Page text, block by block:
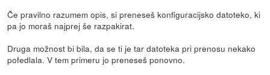
Če pravilno razumem opis, si preneseš konfiguracijsko datoteko, ki
pa jo moraš najprej še razpakirat.
Druga možnost bi bila, da se ti je tar datoteka pri prenosu nekako
pofedlala. V tem primeru jo preneseš ponovno.